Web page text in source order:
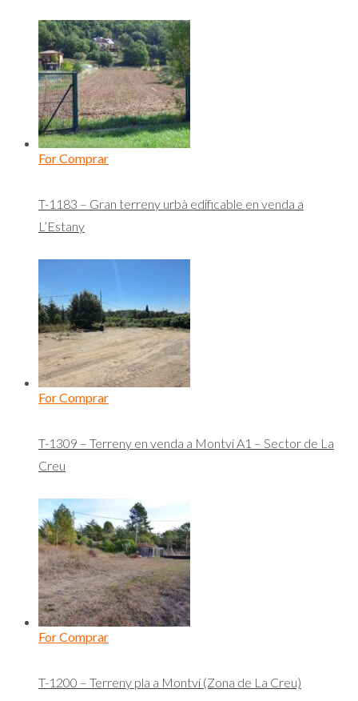
For Comprar
T-1183 – Gran terreny urbà edificable en venda a
L’Estany
For Comprar
T-1309 – Terreny en venda a Montví A1 – Sector de La
Creu
For Comprar
T-1200 – Terreny pla a Montví (Zona de La Creu)